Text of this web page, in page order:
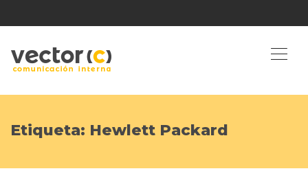
Etiqueta: Hewlett Packard